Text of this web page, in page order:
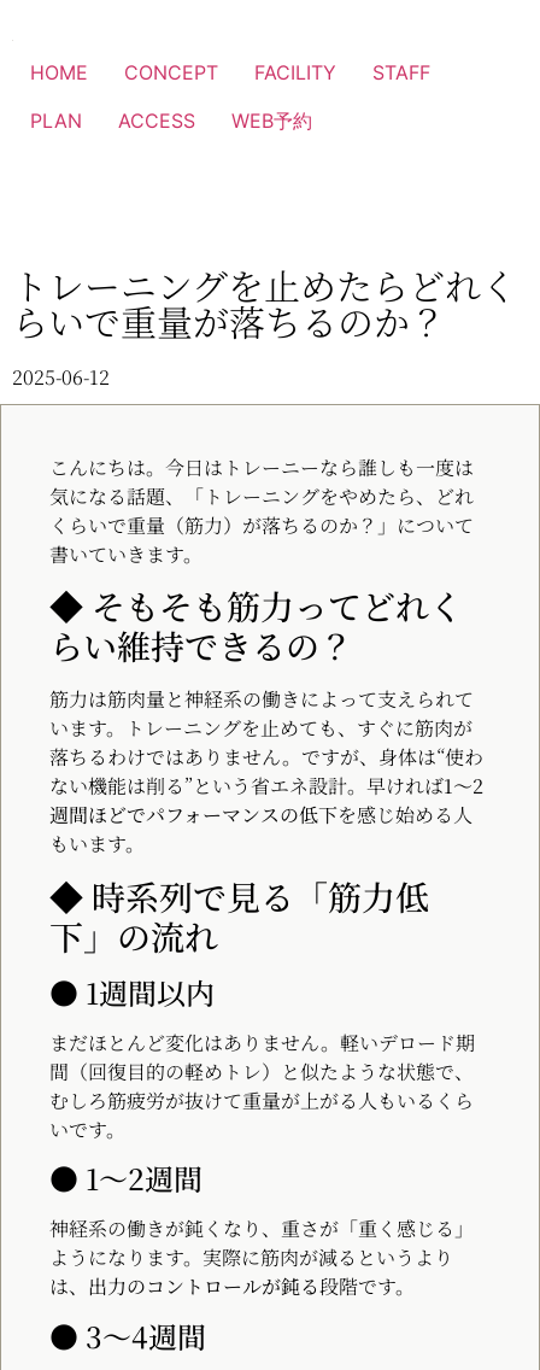
HOME CONCEPT FACILITY
STAFF
PLAN
ACCESS WEB予約
トレーニングを止めたらどれく
らいで重量が落ちるのか？
2025-06-12
こんにちは。今日はトレーニーなら誰しも一度は
気になる話題、「トレーニングをやめたら、どれ
くらいで重量（筋力）が落ちるのか？」について
書いていきます。
◆ そもそも筋力ってどれく
らい維持できるの？
筋力は筋肉量と神経系の働きによって支えられて
います。トレーニングを止めても、すぐに筋肉が
落ちるわけではありません。ですが、身体は“使わ
ない機能は削る”という省エネ設計。早ければ1〜2
週間ほどでパフォーマンスの低下を感じ始める人
もいます。
◆ 時系列で見る「筋力低
下」の流れ
● 1週間以内
まだほとんど変化はありません。軽いデロード期
間（回復目的の軽めトレ）と似たような状態で、
むしろ筋疲労が抜けて重量が上がる人もいるくら
いです。
● 1〜2週間
神経系の働きが鈍くなり、重さが「重く感じる」
ようになります。実際に筋肉が減るというより
は、 出力のコントロールが鈍る段階です。
● 3〜4週間